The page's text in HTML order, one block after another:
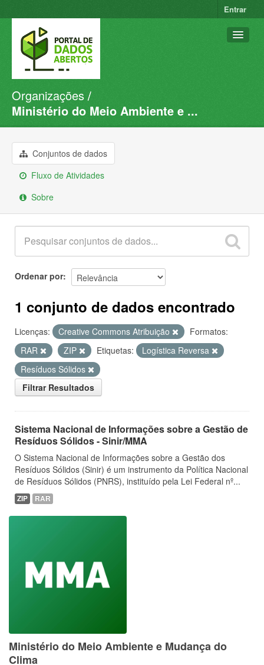
Entrar
Conjuntos de dados
Organizações
Sobre
Organizações
Ministério do Meio Ambiente e ...
Conjuntos de dados
Fluxo de Atividades
Sobre
Ordenar por
1 conjunto de dados encontrado
Licenças: Creative Commons Atribuição
Formatos:
RAR
ZIP Etiquetas:
Logística Reversa
Resíduos Sólidos
Filtrar Resultados
Sistema Nacional de Informações sobre a Gestão de
Resíduos Sólidos - Sinir/MMA
O Sistema Nacional de Informações sobre a Gestão dos
Resíduos Sólidos (Sinir) é um instrumento da Política Nacional
de Resíduos Sólidos (PNRS), instituído pela Lei Federal nº...
ZIP RAR
Ministério do Meio Ambiente e Mudança do
Clima